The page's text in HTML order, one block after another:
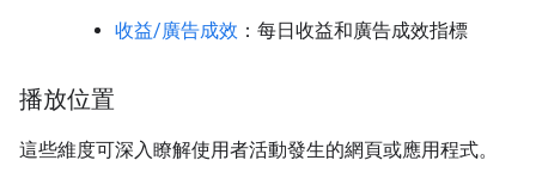
收益/廣告成效 ：每日收益和廣告成效指標
播放位置
這些維度可深入瞭解使用者活動發生的網頁或應用程式。